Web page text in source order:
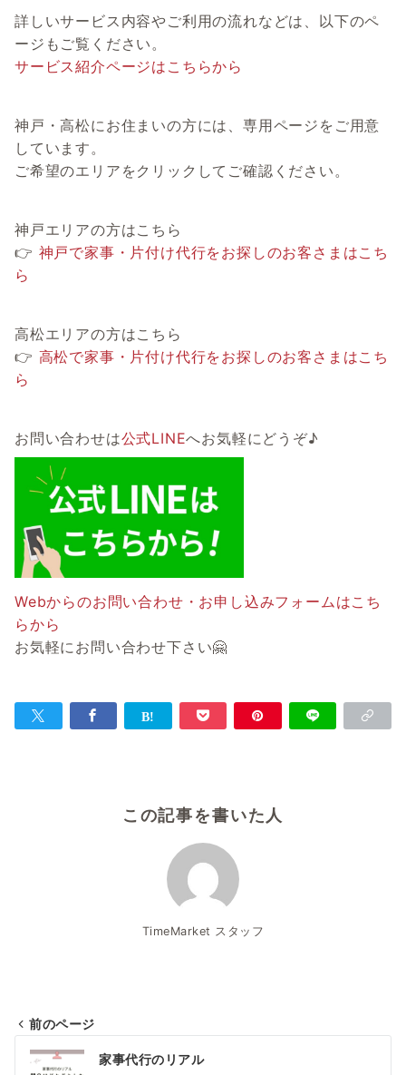
詳しいサービス内容やご利用の流れなどは、以下のペ
ージもご覧ください。
サービス紹介ページはこちらから
神戸・高松にお住まいの方には、専用ページをご用意
しています。
ご希望のエリアをクリックしてご確認ください。
神戸エリアの方はこちら
👉 神戸で家事・片付け代行をお探しのお客さまはこち
ら
高松エリアの方はこちら
👉 高松で家事・片付け代行をお探しのお客さまはこち
ら
お問い合わせは公式LINEへお気軽にどうぞ♪
Webからのお問い合わせ・お申し込みフォームはこち
らから
お気軽にお問い合わせ下さい🤗
この記事を書いた人
TimeMarket スタッフ
投
前のページ
家事代行のリアル